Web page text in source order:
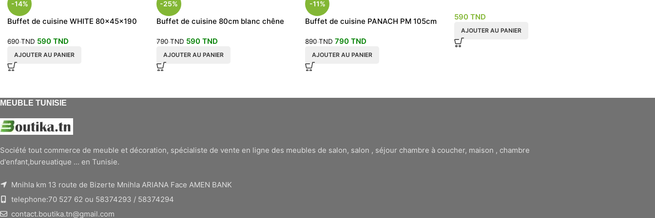
-14%
Buffet de cuisine WHITE 80x45x190
690TND 590 TND
AJOUTER AU PANIER
-25%
Buffet de cuisine 80cm blanc chêne
790TND 590 TND
AJOUTER AU PANIER
-11%
Buffet de cuisine PANACH PM 105cm
890TND 790 TND
AJOUTER AU PANIER
590 TND
AJOUTER AU PANIER
MEUBLE TUNISIE
Société tout commerce de meuble et décoration, spécialiste de vente en ligne des meubles de salon, salon , séjour chambre à coucher, maison , chambre
d'enfant,bureuatique ... en Tunisie.
Mnihla km 13 route de Bizerte Mnihla ARIANA Face AMEN BANK
telephone:70 527 62 ou 58374293 / 58374294
contact.boutika.tn@gmail.com